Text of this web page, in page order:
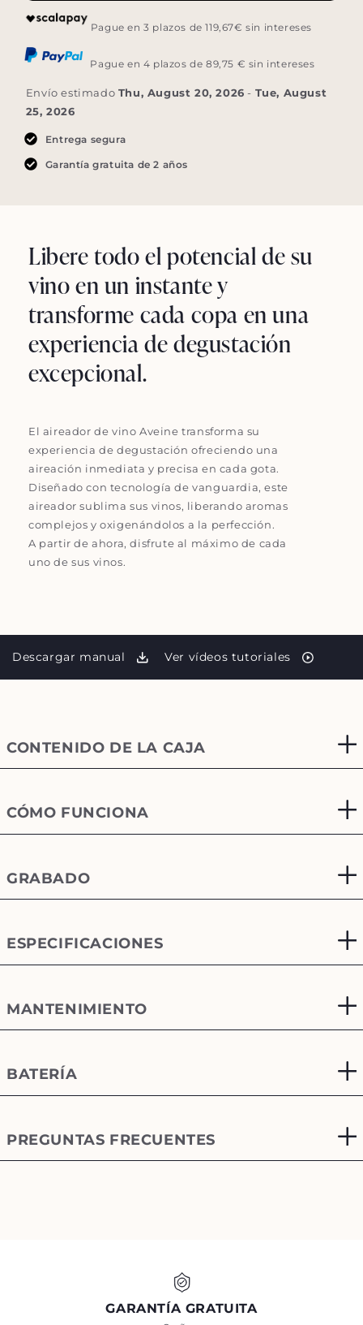
Pague en 3 plazos de 119,67€ sin intereses
Pague en 4 plazos de 89,75 € sin intereses
Envío estimado Thu, August 20, 2026 - Tue, August
25, 2026
Entrega segura
Garantía gratuita de 2 años
Libere todo el potencial de su
vino en un instante y
transforme cada copa en una
experiencia de degustación
excepcional.
El aireador de vino Aveine transforma su
experiencia de degustación ofreciendo una
aireación inmediata y precisa en cada gota.
Diseñado con tecnología de vanguardia, este
aireador sublima sus vinos, liberando aromas
complejos y oxigenándolos a la perfección.
A partir de ahora, disfrute al máximo de cada
uno de sus vinos.
Descargar manual Ver vídeos tutoriales
CONTENIDO DE LA CAJA
CÓMO FUNCIONA
GRABADO
ESPECIFICACIONES
MANTENIMIENTO
BATERÍA
PREGUNTAS FRECUENTES
GARANTÍA GRATUITA